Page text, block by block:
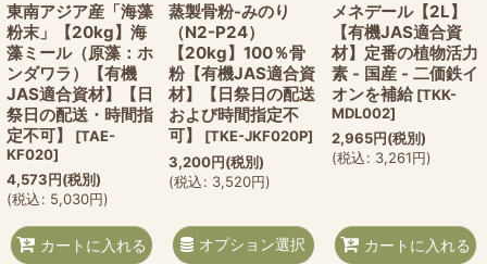
東南アジア産「海藻
粉末」【20kg】海
藻ミール（原藻：ホ
ンダワラ）【有機
JAS適合資材】【日
祭日の配送・時間指
定不可】
[TAE-
KF020]
4,573円(税別)
(税込: 5,030円)
カートに入れる
蒸製骨粉-みのり
（N2-P24）
【20kg】100％骨
粉【有機JAS適合資
材】【日祭日の配送
および時間指定不
可】
[TKE-JKF020P]
3,200円(税別)
(税込: 3,520円)
オプション選択
メネデール【2L】
【有機JAS適合資
材】定番の植物活力
素 - 国産 - 二価鉄イ
オンを補給 [TKK-
MDL002]
2,965円(税別)
(税込: 3,261円)
カートに入れる